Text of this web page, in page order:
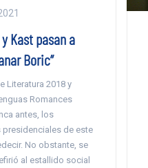
Kast pasan a
Boric”
Literatura 2018 y
Romances
antes, los
de este
No obstante, se
al estallido social